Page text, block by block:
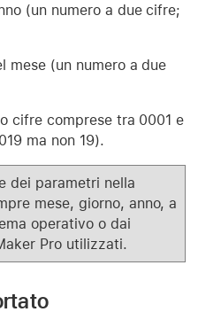
(un numero a due cifre;
mese (un numero a due
cifre comprese tra 0001 e
ma non 19).
dei parametri nella
mese, giorno, anno, a
operativo o dai
Pro utilizzati.